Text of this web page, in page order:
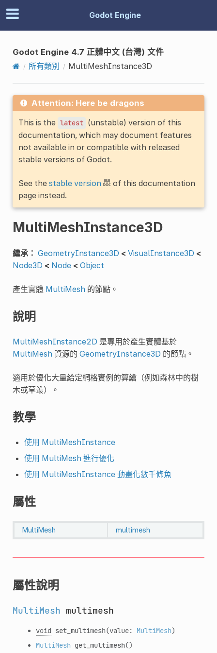
Godot Engine
Godot Engine 4.7 正體中文 (台灣) 文件
所有類別
MultiMeshInstance3D
Attention: Here be dragons
This is the latest (unstable) version of this
documentation, which may document features
not available in or compatible with released
stable versions of Godot.
See the stable version
of this documentation
page instead.
MultiMeshInstance3D
繼承： GeometryInstance3D < VisualInstance3D <
Node3D < Node < Object
產生實體 MultiMesh的節點。
說明
MultiMeshInstance2D 是專用於產生實體基於
MultiMesh資源的 GeometryInstance3D 的節點。
適用於優化大量給定網格實例的算繪（例如森林中的樹
木或草叢）。
教學
使用 MultiMeshInstance
使用 MultiMesh 進行優化
使用 MultiMeshInstance 動畫化數千條魚
屬性
MultiMesh multimesh
屬性說明
MultiMesh multimesh
void set_multimesh(value: MultiMesh)
MultiMesh get_multimesh()